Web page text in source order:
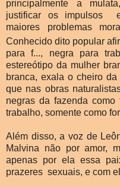
principalmente a
justificar os impulsos
maiores problemas
Conhecido dito popular
para f..., negra para
estereótipo da mulher
branca, exala o cheiro
que nas obras
negras da fazenda
trabalho, somente como
Além disso, a voz de
Malvina não por amor,
apenas por ela essa
prazeres sexuais, e com